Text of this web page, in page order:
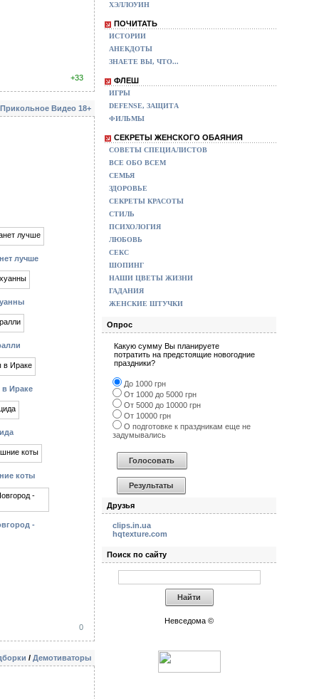
+33
Прикольное Видео 18+
лучше
в Ираке
коты
-
0
/ Демотиваторы
ХЭЛЛОУИН
ПОЧИТАТЬ
ИСТОРИИ
АНЕКДОТЫ
ЗНАЕТЕ ВЫ, ЧТО...
ФЛЕШ
ИГРЫ
DEFENSE, ЗАЩИТА
ФИЛЬМЫ
СЕКРЕТЫ ЖЕНСКОГО ОБАЯНИЯ
СОВЕТЫ СПЕЦИАЛИСТОВ
ВСЕ ОБО ВСЕМ
СЕМЬЯ
ЗДОРОВЬЕ
СЕКРЕТЫ КРАСОТЫ
СТИЛЬ
ПСИХОЛОГИЯ
ЛЮБОВЬ
СЕКС
ШОПИНГ
НАШИ ЦВЕТЫ ЖИЗНИ
ГАДАНИЯ
ЖЕНСКИЕ ШТУЧКИ
Опрос
Какую сумму Вы планируете
потратить на предстоящие новогодние
праздники?
До 1000 грн
От 1000 до 5000 грн
От 5000 до 10000 грн
От 10000 грн
О подготовке к праздникам еще не
задумывались
Друзья
clips.in.ua
hqtexture.com
Поиск по сайту
Невседома ©